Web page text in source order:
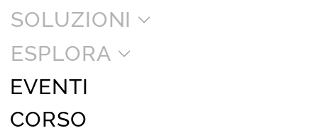
SOLUZIONI
ESPLORA
EVENTI
CORSO